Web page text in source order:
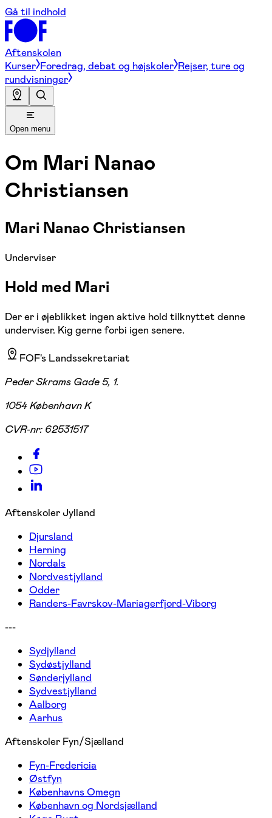
Gå til indhold
Aftenskolen
Kurser Foredrag, debat og højskoler Rejser, ture og
rundvisninger
Open menu
Om Mari Nanao
Christiansen
Mari Nanao Christiansen
Underviser
Hold med Mari
Der er i øjeblikket ingen aktive hold tilknyttet denne
underviser. Kig gerne forbi igen senere.
FOF's Landssekretariat
Peder Skrams Gade 5, 1.
1054 København K
CVR-nr: 62531517
Aftenskoler Jylland
Djursland
Herning
Nordals
Nordvestjylland
Odder
Randers-Favrskov-Mariagerfjord-Viborg
---
Sydjylland
Sydøstjylland
Sønderjylland
Sydvestjylland
Aalborg
Aarhus
Aftenskoler Fyn/Sjælland
Fyn-Fredericia
Østfyn
Københavns Omegn
København og Nordsjælland